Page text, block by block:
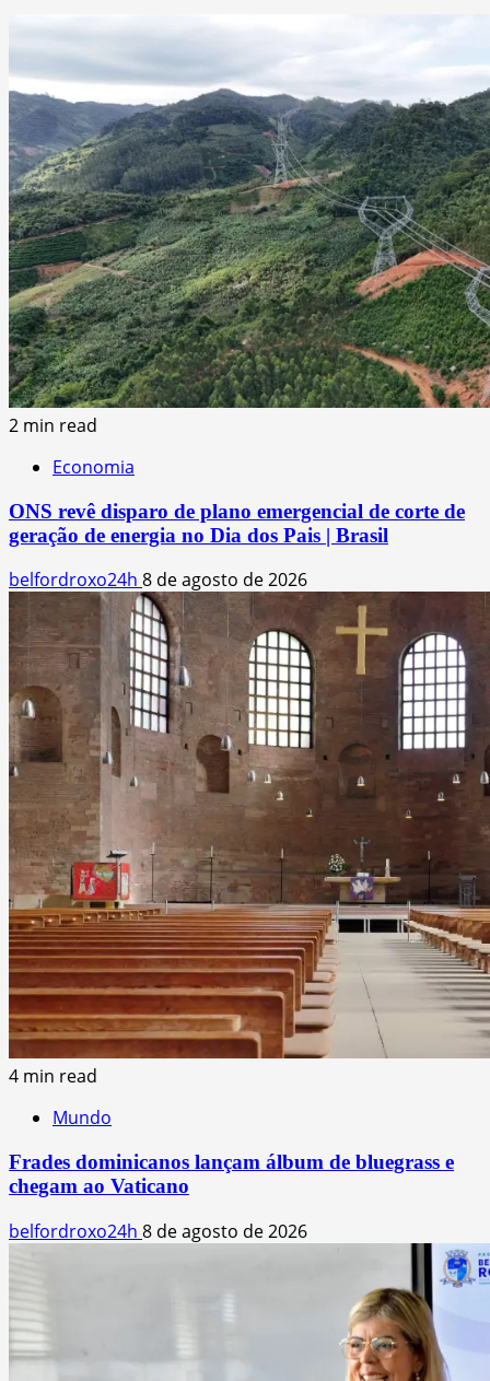
2 min read
Economia
ONS revê disparo de plano emergencial de corte de
geração de energia no Dia dos Pais | Brasil
belfordroxo24h 8 de agosto de 2026
4 min read
Mundo
Frades dominicanos lançam álbum de bluegrass e
chegam ao Vaticano
belfordroxo24h 8 de agosto de 2026